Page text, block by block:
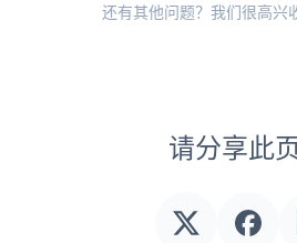
还有其他问题？我们很高兴
请分享此